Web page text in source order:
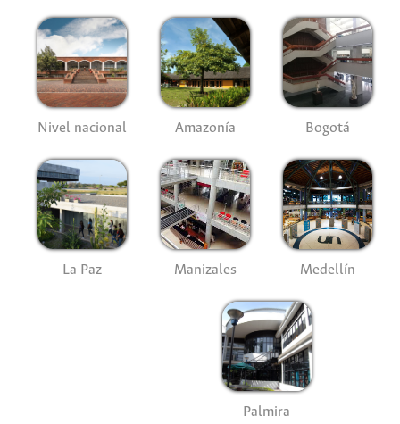
Nivel nacional Amazonía Bogotá
La Paz Manizales Medellín
Palmira